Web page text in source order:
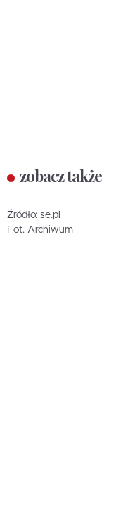
zobacz także
Źródło: se.pl
Fot. Archiwum